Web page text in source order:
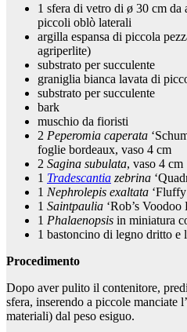
1 sfera di vetro di ø 30 cm da
piccoli oblò laterali
argilla espansa di piccola
agriperlite)
substrato per succulente
graniglia bianca lavata di
substrato per succulente
bark
muschio da fioristi
2 Peperomia caperata
foglie bordeaux, vaso 4 cm
2 Sagina subulata, vaso 4 cm
1 Tradescantia zebrina
1 Nephrolepis exaltata
1 Saintpaulia ‘Rob’s
1 Phalaenopsis in miniatura
1 bastoncino di legno dritto e
Procedimento
Dopo aver pulito il contenitore,
sfera, inserendo a piccole manciate
materiali) dal peso esiguo.